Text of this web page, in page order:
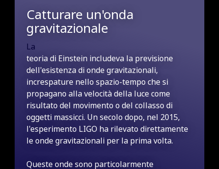
Catturare un'onda
gravitazionale
La
teoria di Einstein includeva la previsione
dell'esistenza di onde gravitazionali,
increspature nello spazio-tempo che si
propagano alla velocità della luce come
risultato del movimento o del collasso di
oggetti massicci. Un secolo dopo, nel 2015,
l'esperimento LIGO ha rilevato direttamente
le onde gravitazionali per la prima volta.
Queste onde sono particolarmente